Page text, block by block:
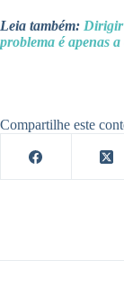
Leia também: Dirigir
problema é apenas
Compartilhe este